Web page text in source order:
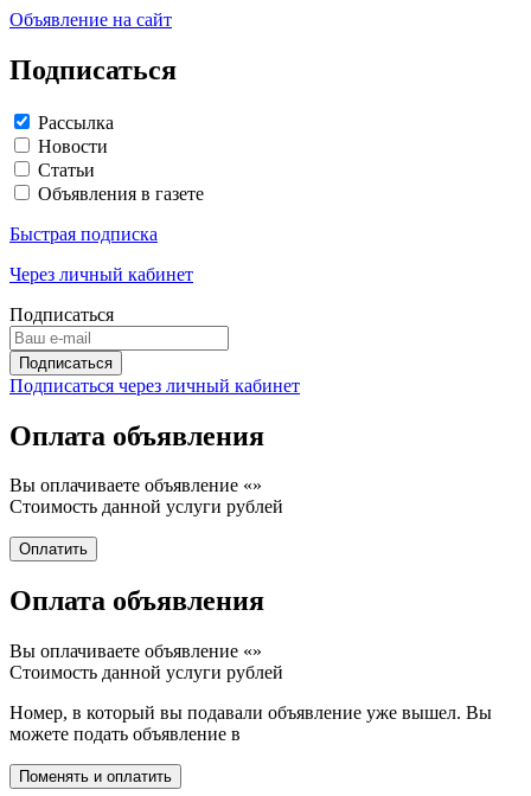
Объявление на сайт
Подписаться
Рассылка
Новости
Статьи
Объявления в газете
Быстрая подписка
Через личный кабинет
Подписаться
Подписаться через личный кабинет
Оплата объявления
Вы оплачиваете объявление «»
Стоимость данной услуги рублей
Оплата объявления
Вы оплачиваете объявление «»
Стоимость данной услуги рублей
Номер, в который вы подавали объявление уже вышел. Вы
можете подать объявление в